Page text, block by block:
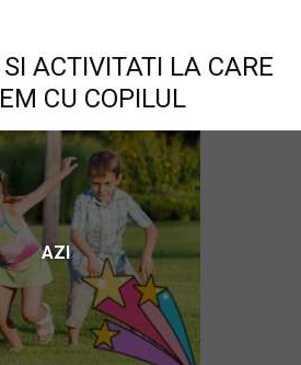
ACTIVITATI LA CARE
CU COPILUL
AZI